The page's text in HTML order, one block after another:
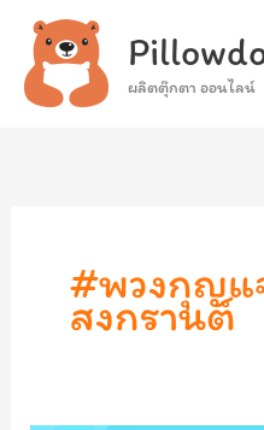
content
ผลิตตุ๊กตา ออนไลน์
#พวงกุญแ
สงกรานต์